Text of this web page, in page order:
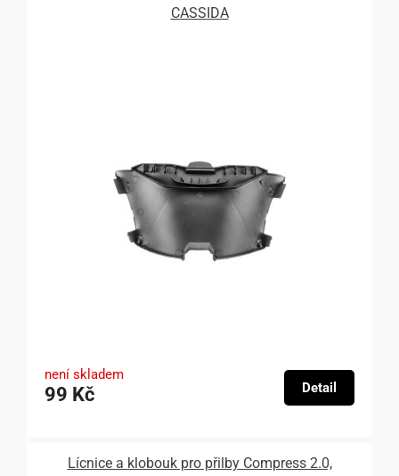
CASSIDA
není skladem
99 Kč Detail
Lícnice a klobouk pro přilby Compress 2.0,